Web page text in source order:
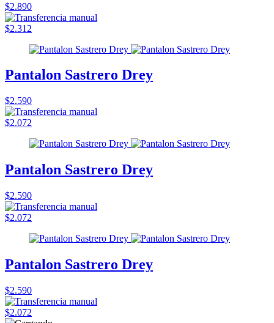
$2.890
$2.312
Pantalon Sastrero Drey
$2.590
$2.072
Pantalon Sastrero Drey
$2.590
$2.072
Pantalon Sastrero Drey
$2.590
$2.072